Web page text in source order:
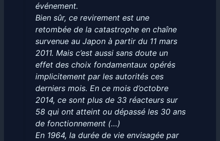
événement.
Bien sûr, ce revirement est une
retombée de la catastrophe en chaîne
survenue au Japon à partir du 11 mars
2011. Mais c’est aussi sans doute un
effet des choix fondamentaux opérés
implicitement par les autorités ces
derniers mois. En ce mois d’octobre
2014, ce sont plus de 33 réacteurs sur
58 qui ont atteint ou dépassé les 30 ans
de fonctionnement (…)
En 1964, la durée de vie envisagée par